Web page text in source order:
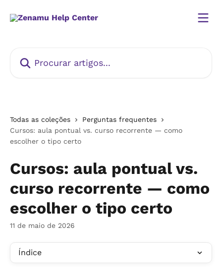
Todas as coleções
Perguntas frequentes
Cursos: aula pontual vs. curso recorrente — como
escolher o tipo certo
Cursos: aula pontual vs.
curso recorrente — como
escolher o tipo certo
11 de maio de 2026
Índice